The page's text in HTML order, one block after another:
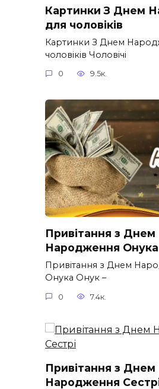
Картинки З Днем
для чоловіків​
Картинки З Днем
чоловіків​ Чоловічі
0 9.5к.
Привітання з Днем
Народження Онука
Привітання з Днем
Онука Онук –
0 7.4к.
Привітання з Днем
Народження